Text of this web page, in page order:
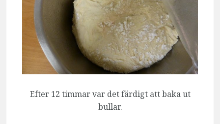
Efter 12 timmar var det färdigt att baka ut
bullar.